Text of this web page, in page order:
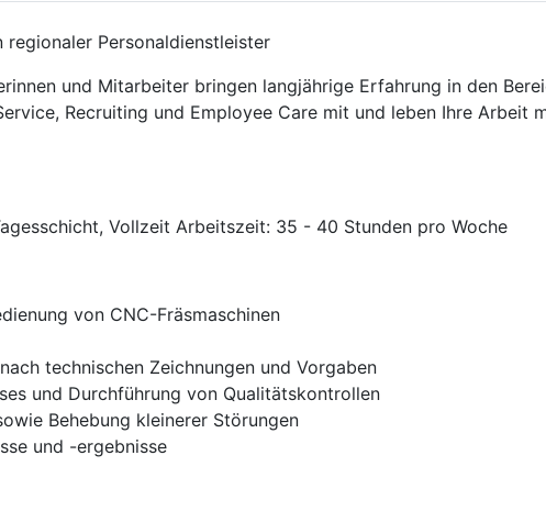
Personaldienstleister
und Mitarbeiter bringen langjährige Erfahrung in den
Recruiting und Employee Care mit und leben Ihre Arbeit
Vollzeit Arbeitszeit: 35 - 40 Stunden pro Woche
von CNC-Fräsmaschinen
technischen Zeichnungen und Vorgaben
und Durchführung von Qualitätskontrollen
Behebung kleinerer Störungen
und -ergebnisse